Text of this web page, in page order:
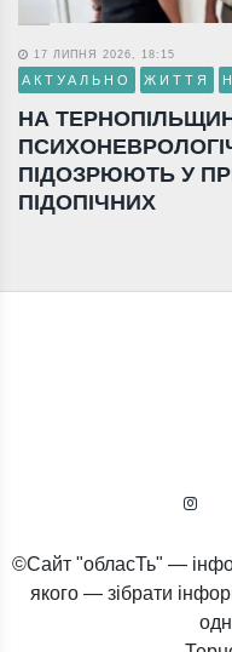
17 ЛИПНЯ 2026, 18:15
АКТУАЛЬНО ЖИТТЯ
НА
ПІДОЗРЮЮТЬ У
ПІДОПІЧНИХ
©Сайт "обласТь" —
якого — зібрати